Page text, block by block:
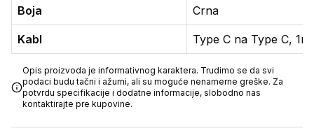
Boja Crna
Kabl Type C na Type C, 1m
Opis proizvoda je informativnog karaktera. Trudimo se da svi
podaci budu tačni i ažurni, ali su moguće nenamerne greške. Za
potvrdu specifikacije i dodatne informacije, slobodno nas
kontaktirajte pre kupovine.